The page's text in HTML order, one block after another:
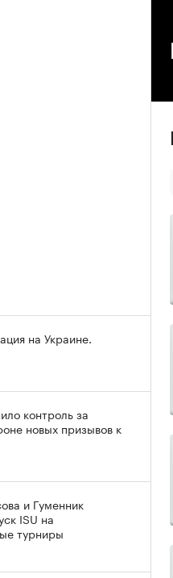
на Украине.
контроль за
новых призывов к
и Гуменник
ISU на
турниры